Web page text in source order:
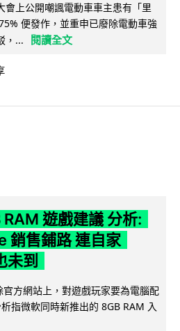
會上公開嘲諷電動車車主患有「里
便發作，並重申已廢除電動車強
，...
閱讀全文
遊戲建議 分析:
銷售鋪路 連自家
未到
方網站上，對遊戲玩家要為電腦配
指微軟同時新推出的 8GB RAM 入